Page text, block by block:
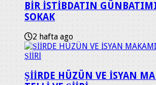
BİR İSTİBDATIN
SOKAK
2 hafta ago
ŞİİRDE HÜZÜN VE İSYAN